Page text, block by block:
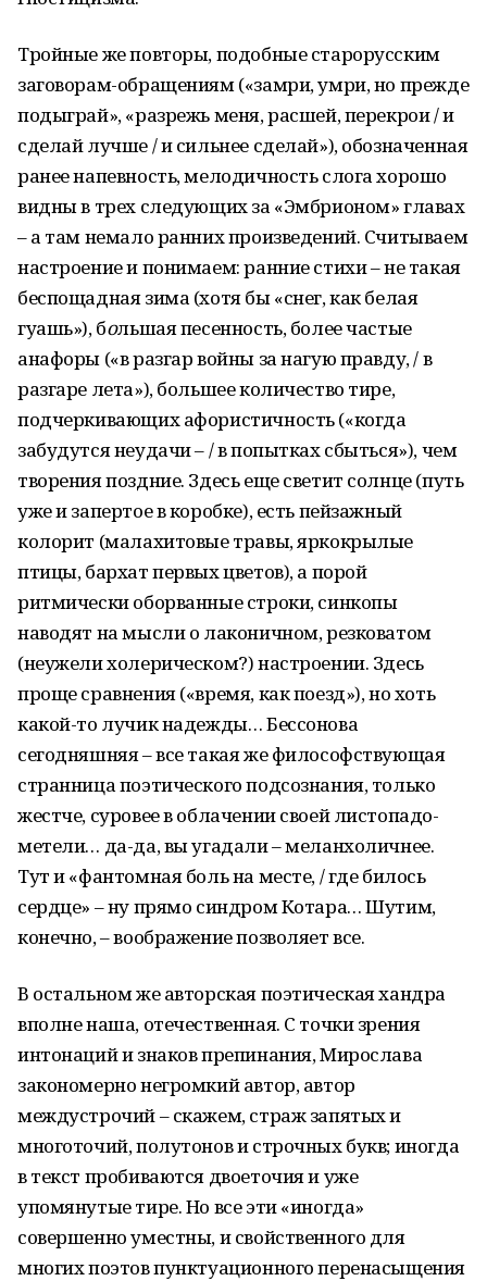
Тройные же повторы, подобные старорусским
заговорам-обращениям («замри, умри, но прежде
подыграй», «разрежь меня, расшей, перекрои / и
сделай лучше / и сильнее сделай»), обозначенная
ранее напевность, мелодичность слога хорошо
видны в трех следующих за «Эмбрионом» главах
– а там немало ранних произведений. Считываем
настроение и понимаем: ранние стихи – не такая
беспощадная зима (хотя бы «снег, как белая
гуашь»), большая песенность, более частые
анафоры («в разгар войны за нагую правду, / в
разгаре лета»), большее количество тире,
подчеркивающих афористичность («когда
забудутся неудачи – / в попытках сбыться»), чем
творения поздние. Здесь еще светит солнце (путь
уже и запертое в коробке), есть пейзажный
колорит (малахитовые травы, яркокрылые
птицы, бархат первых цветов), а порой
ритмически оборванные строки, синкопы
наводят на мысли о лаконичном, резковатом
(неужели холерическом?) настроении. Здесь
проще сравнения («время, как поезд»), но хоть
какой-то лучик надежды… Бессонова
сегодняшняя – все такая же философствующая
странница поэтического подсознания, только
жестче, суровее в облачении своей листопадо-
метели… да-да, вы угадали – меланхоличнее.
Тут и «фантомная боль на месте, / где билось
сердце» – ну прямо синдром Котара… Шутим,
конечно, – воображение позволяет все.
В остальном же авторская поэтическая хандра
вполне наша, отечественная. С точки зрения
интонаций и знаков препинания, Мирослава
закономерно негромкий автор, автор
междустрочий – скажем, страж запятых и
многоточий, полутонов и строчных букв; иногда
в текст пробиваются двоеточия и уже
упомянутые тире. Но все эти «иногда»
совершенно уместны, и свойственного для
многих поэтов пунктуационного перенасыщения